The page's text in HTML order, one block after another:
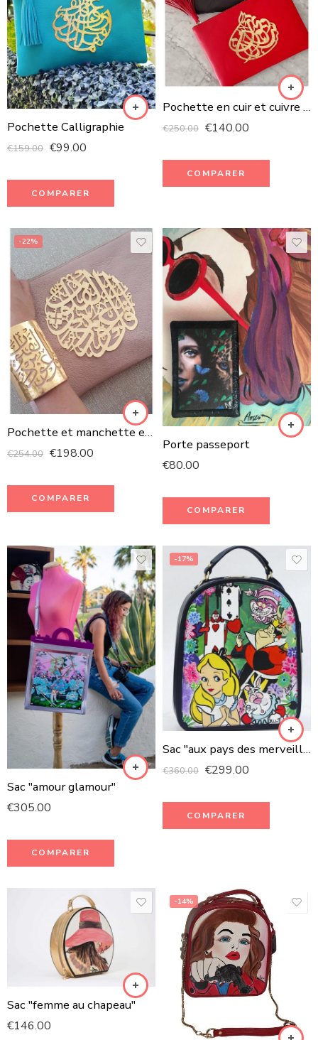
Pochette Calligraphie
€159.00 €99.00
COMPARER
Pochette en cuir et cuivre Martelé 100% fait à la main
€250.00 €140.00
COMPARER
-22%
Pochette et manchette en cuir et cuivre martelé 100% faite à la main
€254.00 €198.00
COMPARER
Porte passeport
€80.00
COMPARER
Sac "amour glamour"
€305.00
COMPARER
-17%
Sac "aux pays des merveilles"
€360.00 €299.00
COMPARER
Sac "femme au chapeau"
€146.00
-14%